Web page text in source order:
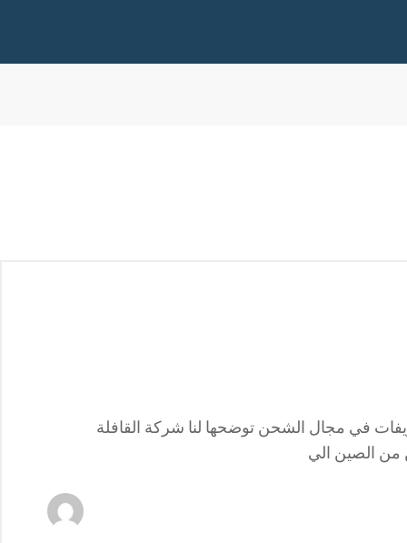
في مجال الشحن توضحها لنا شركة القافلة
من الصين الي